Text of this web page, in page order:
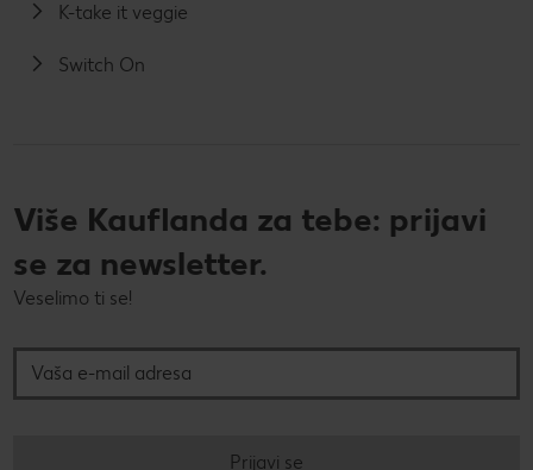
K-take it veggie
Switch On
Više Kauflanda za tebe: prijavi
se za newsletter.
Veselimo ti se!
Prijavi se